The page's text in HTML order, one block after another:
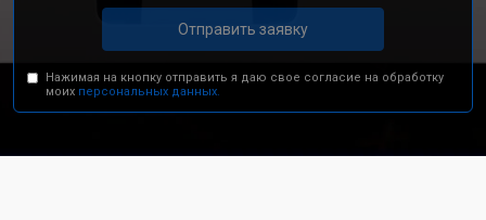
Отправить заявку
Нажимая на кнопку отправить я даю свое согласие на обработку
моих персональных данных.